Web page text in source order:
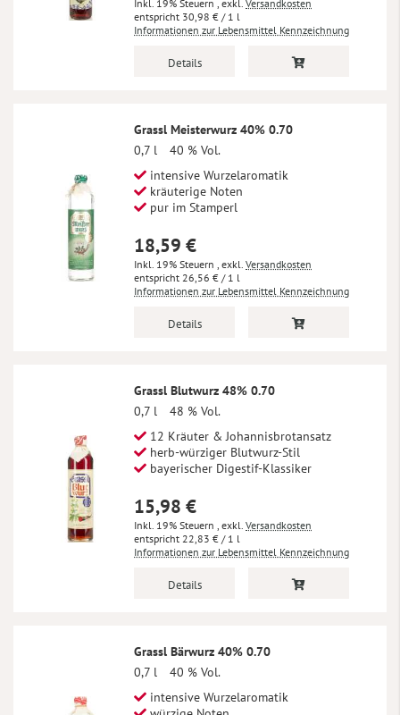
Inkl. 19% Steuern , exkl. Versandkosten
30,98 € / 1 l
Informationen zur Lebensmittel Kennzeichnung
Details
Grassl Meisterwurz 40% 0.70
0,7 l
40 % Vol.
intensive Wurzelaromatik
kräuterige Noten
pur im Stamperl
18,59 €
Inkl. 19% Steuern , exkl. Versandkosten
26,56 € / 1 l
Informationen zur Lebensmittel Kennzeichnung
Details
Grassl Blutwurz 48% 0.70
0,7 l
48 % Vol.
12 Kräuter & Johannisbrotansatz
herb-würziger Blutwurz-Stil
bayerischer Digestif-Klassiker
15,98 €
Inkl. 19% Steuern , exkl. Versandkosten
22,83 € / 1 l
Informationen zur Lebensmittel Kennzeichnung
Details
Grassl Bärwurz 40% 0.70
0,7 l
40 % Vol.
intensive Wurzelaromatik